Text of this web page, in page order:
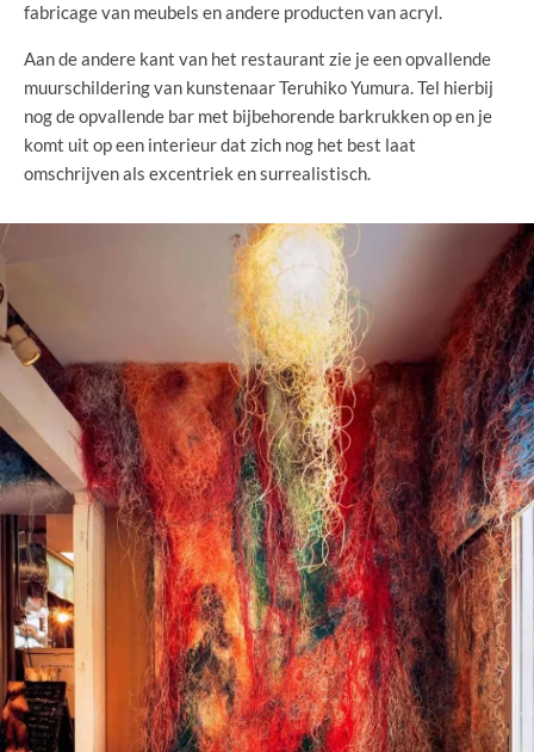
fabricage van meubels en andere producten van acryl.
Aan de andere kant van het restaurant zie je een opvallende
muurschildering van kunstenaar Teruhiko Yumura. Tel hierbij
nog de opvallende bar met bijbehorende barkrukken op en je
komt uit op een interieur dat zich nog het best laat
omschrijven als excentriek en surrealistisch.